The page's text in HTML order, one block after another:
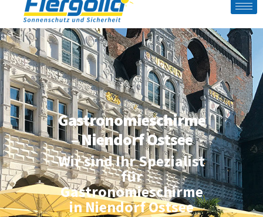
Gastronomieschirme
– Niendorf Ostsee
Wir sind Ihr Spezialist
für
Gastronomieschirme
in Niendorf Ostsee